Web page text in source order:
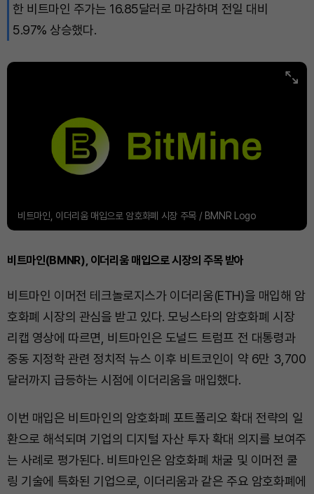
한 비트마인 주가는 16.85달러로 마감하며 전일 대비
5.97% 상승했다.
비트마인, 이더리움 매입으로 암호화폐 시장 주목 / BMNR Logo
비트마인(BMNR), 이더리움 매입으로 시장의 주목 받아
비트마인 이머전 테크놀로지스가 이더리움(ETH)을 매입해 암
호화폐 시장의 관심을 받고 있다. 모닝스타의 암호화폐 시장
리캡 영상에 따르면, 비트마인은 도널드 트럼프 전 대통령과
중동 지정학 관련 정치적 뉴스 이후 비트코인이 약 6만 3,700
달러까지 급등하는 시점에 이더리움을 매입했다.
이번 매입은 비트마인의 암호화폐 포트폴리오 확대 전략의 일
환으로 해석되며 기업의 디지털 자산 투자 확대 의지를 보여주
는 사례로 평가된다. 비트마인은 암호화폐 채굴 및 이머전 쿨
링 기술에 특화된 기업으로, 이더리움과 같은 주요 암호화폐에